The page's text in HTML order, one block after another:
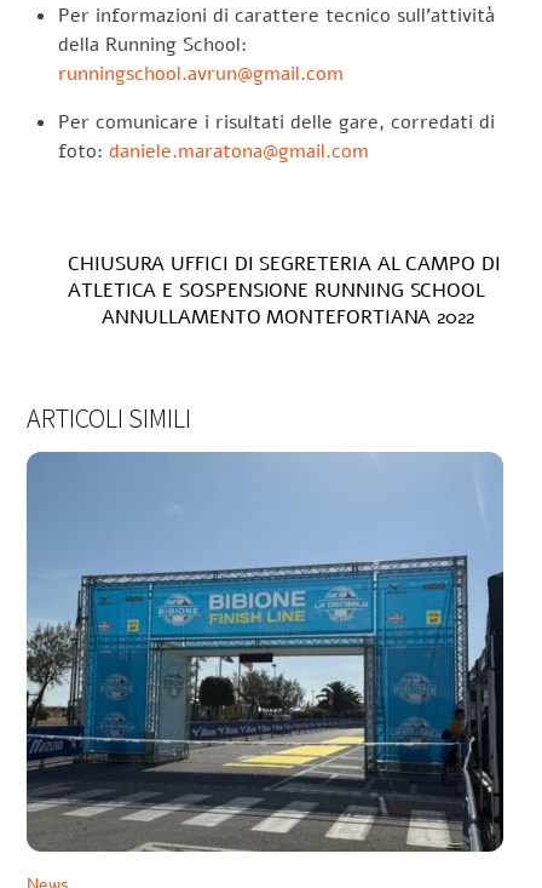
Per informazioni di carattere tecnico sull’attività
della Running School:
runningschool.avrun@gmail.com
Per comunicare i risultati delle gare, corredati di
foto: daniele.maratona@gmail.com
CHIUSURA UFFICI DI SEGRETERIA AL CAMPO DI
ATLETICA E SOSPENSIONE RUNNING SCHOOL
ANNULLAMENTO MONTEFORTIANA 2022
ARTICOLI SIMILI